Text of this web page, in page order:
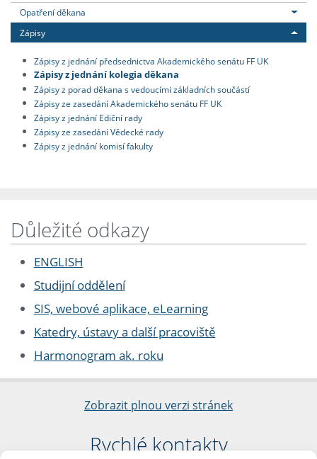
Opatření děkana
Zápisy
Zápisy z jednání předsednictva Akademického senátu FF UK
Zápisy z jednání kolegia děkana
Zápisy z porad děkana s vedoucími základních součástí
Zápisy ze zasedání Akademického senátu FF UK
Zápisy z jednání Ediční rady
Zápisy ze zasedání Vědecké rady
Zápisy z jednání komisí fakulty
Důležité odkazy
ENGLISH
Studijní oddělení
SIS, webové aplikace, eLearning
Katedry, ústavy a další pracoviště
Harmonogram ak. roku
Zobrazit plnou verzi stránek
Rychlé kontakty